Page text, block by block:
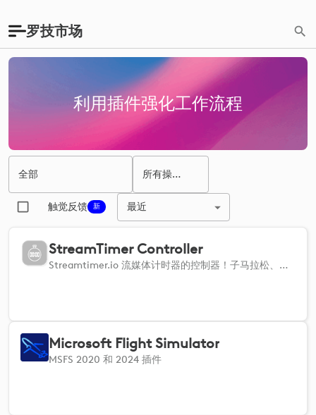
罗技市场
利用插件强化工作流程
全部 所有操作系统
触觉反馈 新 最近
StreamTimer Controller
Streamtimer.io 流媒体计时器的控制器！子马拉松、火车和其他适用于直播流媒体的实用工具。
Microsoft Flight Simulator
MSFS 2020 和 2024 插件